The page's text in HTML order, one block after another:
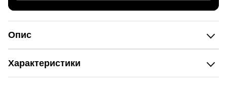
Опис
Характеристики